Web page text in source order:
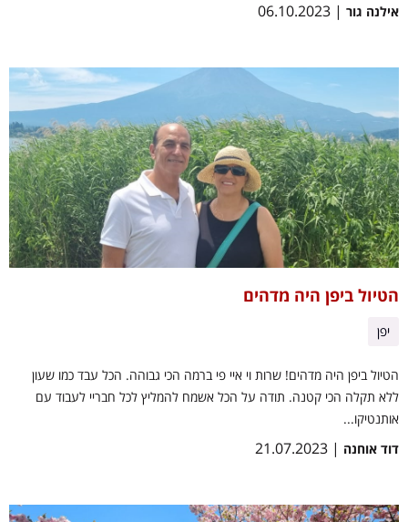
אילנה גור | 06.10.2023
הטיול ביפן היה מדהים
יפן
הטיול ביפן היה מדהים! שרות וי איי פי ברמה הכי גבוהה. הכל עבד כמו שעון
ללא תקלה הכי קטנה. תודה על הכל אשמח להמליץ לכל חבריי לעבוד עם
אותנטיקו...
דוד אוחנה | 21.07.2023